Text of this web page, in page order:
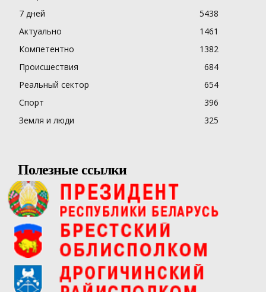
7 дней
5438
Актуально
1461
Компетентно
1382
Происшествия
684
Реальный сектор
654
Спорт
396
Земля и люди
325
Полезные ссылки